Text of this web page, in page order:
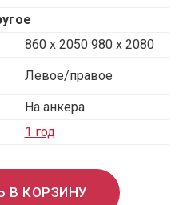
860 х 2050 980 x 2080
Левое/правое
На анкера
1 год
В КОРЗИНУ